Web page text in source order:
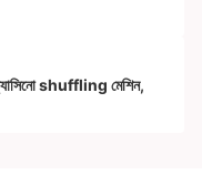
shuffling মেশিন,